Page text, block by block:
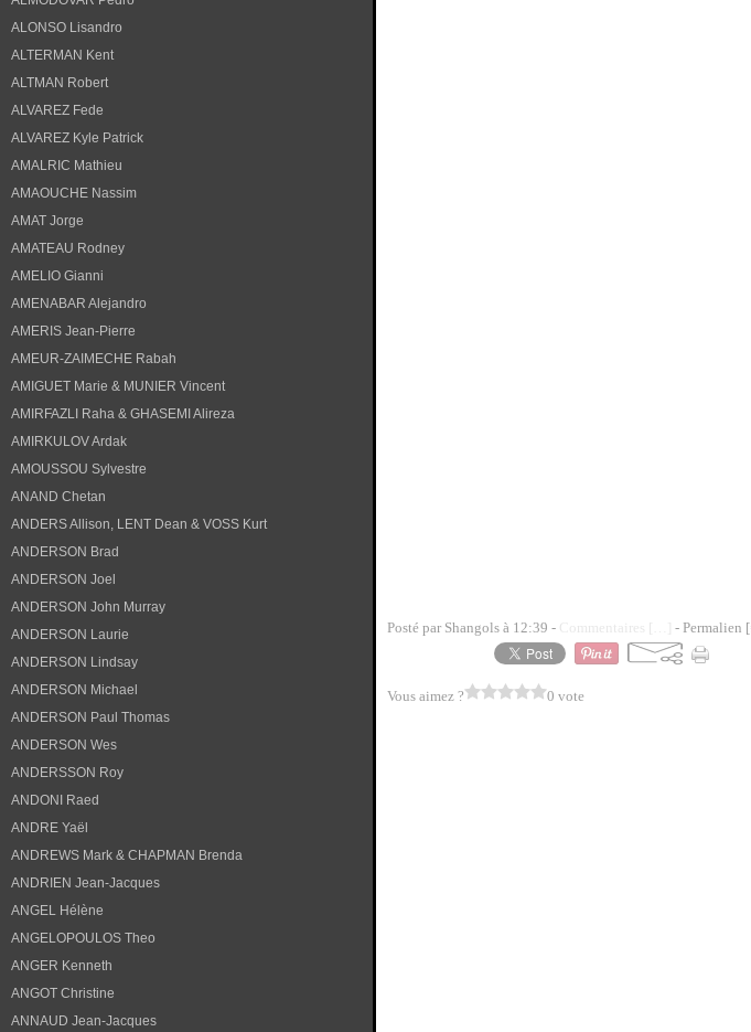
ALONSO Lisandro
ALTERMAN Kent
ALTMAN Robert
ALVAREZ Fede
ALVAREZ Kyle Patrick
AMALRIC Mathieu
AMAOUCHE Nassim
AMAT Jorge
AMATEAU Rodney
AMELIO Gianni
AMENABAR Alejandro
AMERIS Jean-Pierre
AMEUR-ZAIMECHE Rabah
AMIGUET Marie & MUNIER Vincent
AMIRFAZLI Raha & GHASEMI Alireza
AMIRKULOV Ardak
AMOUSSOU Sylvestre
ANAND Chetan
ANDERS Allison, LENT Dean & VOSS Kurt
ANDERSON Brad
ANDERSON Joel
ANDERSON John Murray
ANDERSON Laurie
ANDERSON Lindsay
ANDERSON Michael
ANDERSON Paul Thomas
ANDERSON Wes
ANDERSSON Roy
ANDONI Raed
ANDRE Yaël
ANDREWS Mark & CHAPMAN Brenda
ANDRIEN Jean-Jacques
ANGEL Hélène
ANGELOPOULOS Theo
ANGER Kenneth
ANGOT Christine
ANNAUD Jean-Jacques
Posté par Shangols à 12:39 - Commentaires [ - Permalien [
Vous aimez ? 0 vote